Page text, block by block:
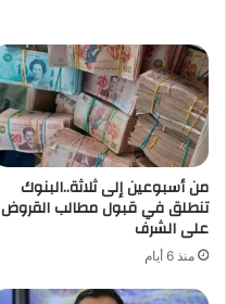
من أسبوعين إلى ثلاثة..البنوك
تنطلق في قبول مطالب القروض
على الشرف
منذ 6 أيام